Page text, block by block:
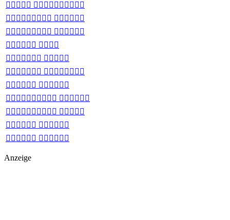
 
 
 
 
 
 
 
 
 
 
 
Anzeige